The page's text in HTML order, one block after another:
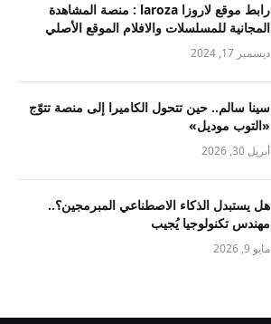
رابط موقع لاروزا laroza : منصة المشاهدة
المجانية للمسلسلات والافلام الموقع الأصلي
ديسمبر 17, 2024
سينا سالم.. حين تتحول الكاميرا إلى منصة تتوّج
«التوب موديل»
أبريل 30, 2026
هل يستبدل الذكاء الاصطناعي المبرمجين؟..
مهندس تكنولوجيا يُجيب
مايو 9, 2026